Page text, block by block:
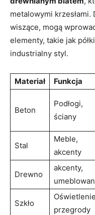
metalowymi krzesłami.
wiszące, mogą
elementy, takie jak
industrialny styl.
Materiał Funkcja
Beton
Podłogi,
ściany
Stal
Meble,
akcenty
Drewno
akcenty,
Szkło
przegrody